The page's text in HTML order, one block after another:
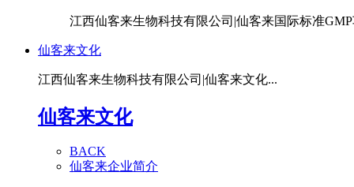
江西仙客来生物科技有限公司|仙客来国际标准GMP
仙客来文化
江西仙客来生物科技有限公司|仙客来文化...
仙客来文化
BACK
仙客来企业简介